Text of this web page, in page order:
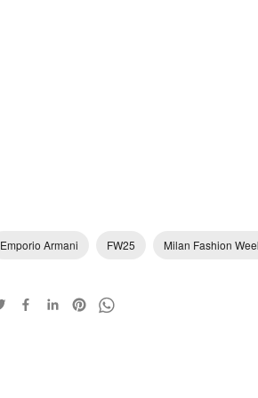
Emporio Armani FW25 Milan Fashion